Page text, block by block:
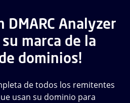
DMARC Analyzer
marca de la
dominios!
de todos los remitentes
usan su dominio para